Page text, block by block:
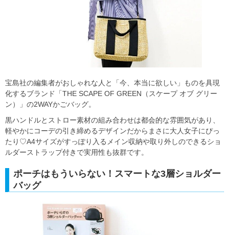
宝島社の編集者がおしゃれな人と「今、本当に欲しい」ものを具現
化するブランド「THE SCAPE OF GREEN（スケープ オブ グリー
ン）」の2WAYかごバッグ。
黒ハンドルとストロー素材の組み合わせは都会的な雰囲気があり、
軽やかにコーデの引き締めるデザインだからまさに大人女子にぴっ
たり♡A4サイズがすっぽり入るメイン収納や取り外しのできるショ
ルダーストラップ付きで実用性も抜群です。
ポーチはもういらない！スマートな3層ショルダー
バッグ